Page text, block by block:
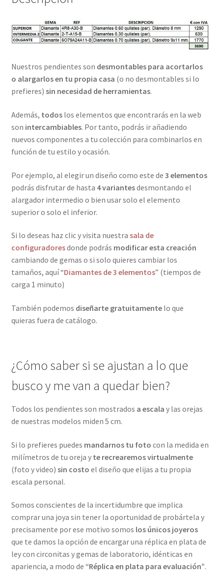
Nuestros pendientes son desmontables para acortarlos
o alargarlos en tu propia casa (o no desmontables si lo
prefieres) sin necesidad de herramientas.
Además, todoslos elementos que encontrarás en la web
son intercambiables. Por tanto, podrás ir añadiendo
nuevos componentes a tu colección para combinarlos en
función de tu estilo y ocasión.
Por ejemplo, al elegir un diseño como este de 3 elementos
podrás disfrutar de hasta 4 variantesdesmontando el
alargador intermedio o bien usar solo el elemento
superior o solo el inferior.
Si lo deseas haz clic y visita nuestra sala de
configuradoresdonde podrás modificar esta creación
cambiando de gemas o si solo quieres cambiar los
tamaños, aquí “Diamantes de 3 elementos” (tiempos de
carga 1 minuto)
También podemos diseñarte gratuitamentelo que
quieras fuera de catálogo.
¿Cómo saber si se ajustan a lo que
busco y me van a quedar bien?
Todos los pendientes son mostrados a escala y las orejas
de nuestras modelos miden 5 cm.
Si lo prefieres puedes mandarnos tu foto con la medida en
milímetros de tu oreja y te recrearemos virtualmente
(foto y video) sin costo el diseño que elijas a tu propia
escala personal.
Somos conscientes de la incertidumbre que implica
comprar una joya sin tener la oportunidad de probártela y
precisamente por ese motivo somos los únicos joyeros
que te damos la opción de encargar una réplica en plata de
ley con circonitas y gemas de laboratorio, idénticas en
apariencia, a modo de “Réplica en plata para evaluación”.